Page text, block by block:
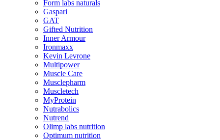
Form labs naturals
Gaspari
GAT
Gifted Nutrition
Inner Armour
Ironmaxx
Kevin Levrone
Multipower
Muscle Care
Musclepharm
Muscletech
MyProtein
Nutrabolics
Nutrend
Olimp labs nutrition
Optimum nutrition